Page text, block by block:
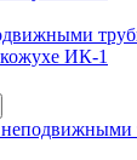
ИК-1